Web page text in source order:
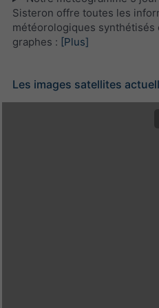
Sisteron offre toutes les
météorologiques synthétisés
graphes : [Plus]
Les images satellites